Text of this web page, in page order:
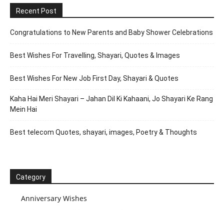
Recent Post
Congratulations to New Parents and Baby Shower Celebrations
Best Wishes For Travelling, Shayari, Quotes & Images
Best Wishes For New Job First Day, Shayari & Quotes
Kaha Hai Meri Shayari – Jahan Dil Ki Kahaani, Jo Shayari Ke Rang
Mein Hai
Best telecom Quotes, shayari, images, Poetry & Thoughts
Category
Anniversary Wishes